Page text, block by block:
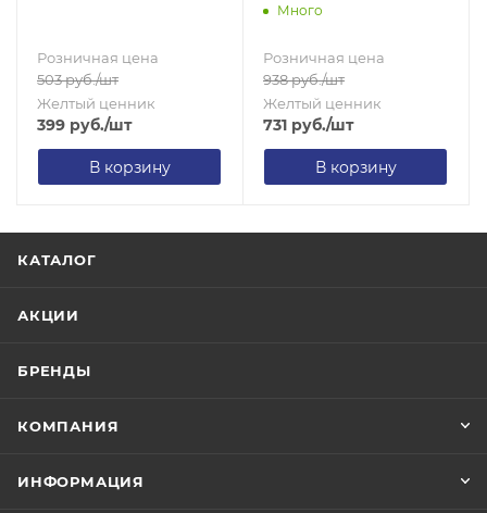
Розничная цена
503руб./шт
Желтый ценник
399 руб./шт
В корзину
Много
Розничная цена
938руб./шт
Желтый ценник
731 руб./шт
В корзину
КАТАЛОГ
АКЦИИ
БРЕНДЫ
КОМПАНИЯ
ИНФОРМАЦИЯ